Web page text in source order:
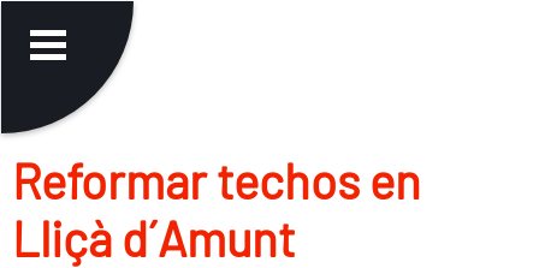
Reformar techos en
Lliçà d´Amunt